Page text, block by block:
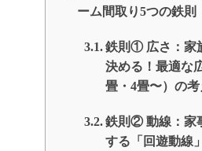
ーム間取り5つの鉄則
鉄則① 広さ：家
決める！最適な
畳・4畳〜）の
鉄則② 動線：家
する「回遊動線